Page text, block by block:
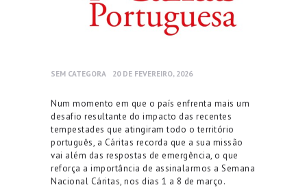
SEM CATEGORA 20 DE FEVEREIRO, 2026
Num momento em que o país enfrenta mais um
desafio resultante do impacto das recentes
tempestades que atingiram todo o território
português, a Cáritas recorda que a sua missão
vai além das respostas de emergência, o que
reforça a importância de assinalarmos a Semana
Nacional Cáritas, nos dias 1 a 8 de março.